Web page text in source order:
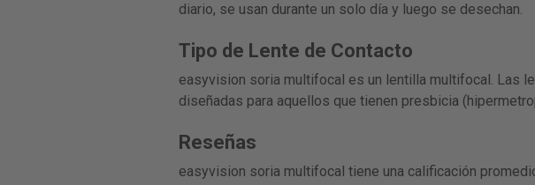
diario, se usan durante un solo día y luego se desechan.
Tipo de Lente de Contacto
easyvision soria multifocal es un lentilla multifocal. Las
diseñadas para aquellos que tienen presbicia
Reseñas
easyvision soria multifocal tiene una calificación